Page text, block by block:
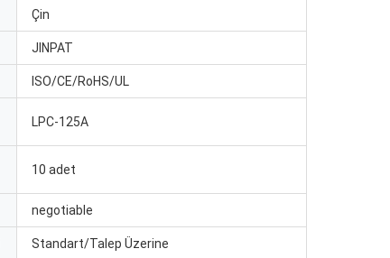
Çin
JINPAT
ISO/CE/RoHS/UL
LPC-125A
10 adet
negotiable
Standart/Talep Üzerine